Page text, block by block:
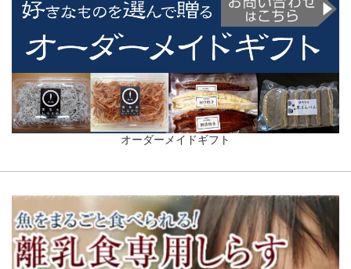
オーダーメイドギフト